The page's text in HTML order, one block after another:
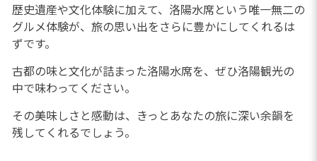
歴史遺産や文化体験に加えて、洛陽水席という唯一無二の
グルメ体験が、旅の思い出をさらに豊かにしてくれるは
ずです。
古都の味と文化が詰まった洛陽水席を、ぜひ洛陽観光の
中で味わってください。
その美味しさと感動は、きっとあなたの旅に深い余韻を
残してくれるでしょう。